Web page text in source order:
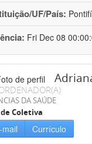
UF/País:
Fri Dec 08
DA SAÚDE
Coletiva
mail Currículo